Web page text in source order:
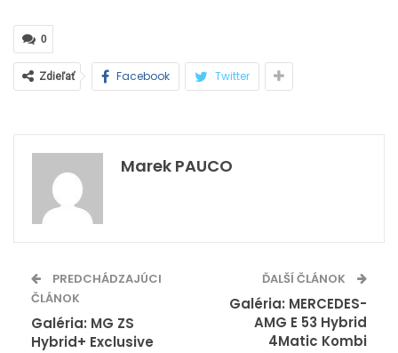
0
Zdieľať Facebook Twitter
Marek PAUCO
PREDCHÁDZAJÚCI
ČLÁNOK
Galéria: MG ZS
Hybrid+ Exclusive
ĎALŠÍ ČLÁNOK
Galéria: MERCEDES-
AMG E 53 Hybrid
4Matic Kombi